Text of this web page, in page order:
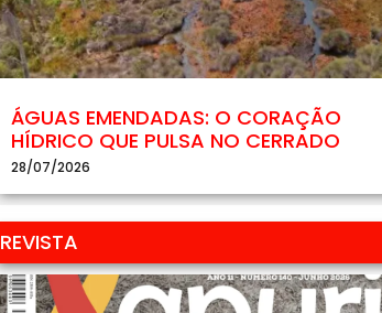
ÁGUAS EMENDADAS: O CORAÇÃO
HÍDRICO QUE PULSA NO CERRADO
28/07/2026
REVISTA